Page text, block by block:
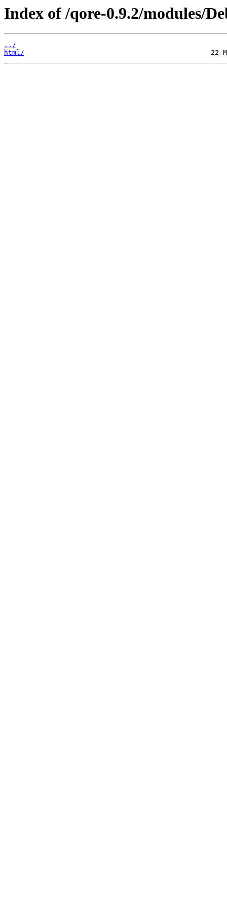
Index of /qore-0.9.2/modules/
../
html/